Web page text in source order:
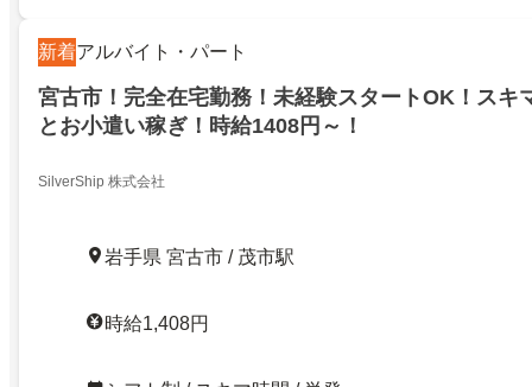
新着アルバイト・パート
宮古市！完全在宅勤務！未経験スタートOK！スキ
とお小遣い稼ぎ！時給1408円～！
SilverShip 株式会社
岩手県 宮古市 / 茂市駅
時給1,408円